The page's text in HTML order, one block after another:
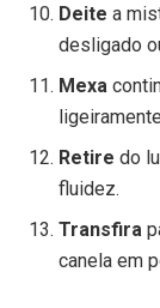
Deite a
desligado
Mexa
Retire do
fluidez.
Transfira
canela em